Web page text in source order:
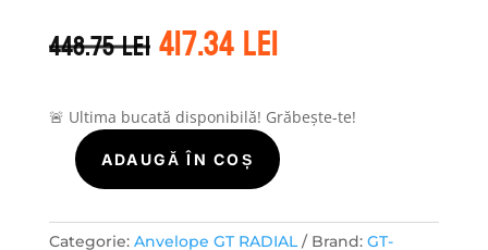
448.75leiPrețul
inițial
fost:
448.75 lei.
417.34leiPrețul
curent
417.34 lei.
🚨 Ultima bucată disponibilă! Grăbește-te!
Cantitate
Radial
ADAUGĂ ÎN COȘ
Categorie: Anvelope GT RADIAL Brand: GT-